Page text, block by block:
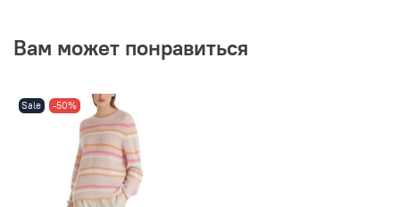
Вам может понравиться
Sale -50%